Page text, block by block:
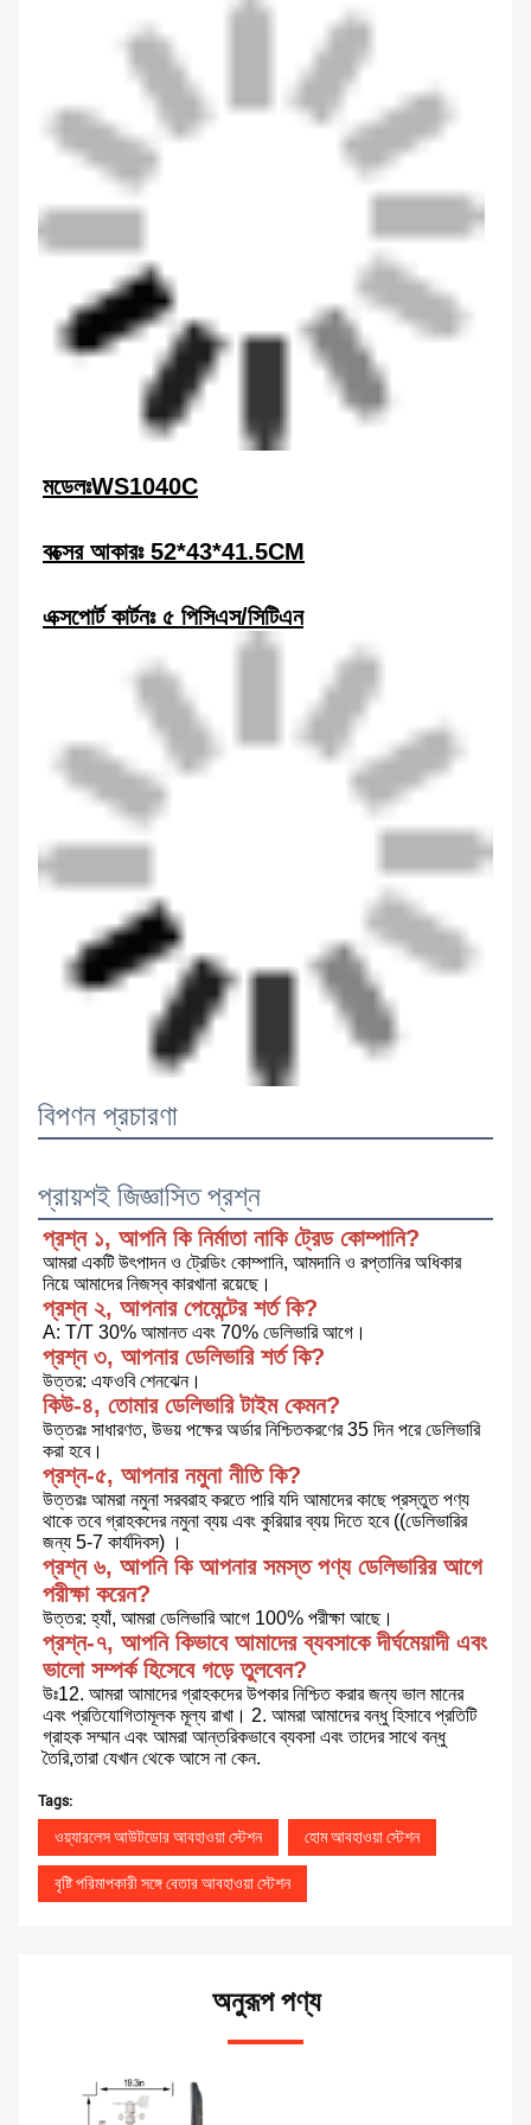
মডেলঃWS1040C
বক্সের আকারঃ 52*43*41.5CM
এক্সপোর্ট কার্টনঃ ৫ পিসিএস/সিটিএন
বিপণন প্রচারণা
প্রায়শই জিজ্ঞাসিত প্রশ্ন
প্রশ্ন ১, আপনি কি নির্মাতা নাকি ট্রেড কোম্পানি?
আমরা একটি উৎপাদন ও ট্রেডিং কোম্পানি, আমদানি ও রপ্তানির অধিকার
নিয়ে আমাদের নিজস্ব কারখানা রয়েছে।
প্রশ্ন ২, আপনার পেমেন্টের শর্ত কি?
A: T/T 30% আমানত এবং 70% ডেলিভারি আগে।
প্রশ্ন ৩, আপনার ডেলিভারি শর্ত কি?
উত্তর: এফওবি শেনঝেন।
কিউ-৪, তোমার ডেলিভারি টাইম কেমন?
উত্তরঃ সাধারণত, উভয় পক্ষের অর্ডার নিশ্চিতকরণের 35 দিন পরে ডেলিভারি
করা হবে।
প্রশ্ন-৫, আপনার নমুনা নীতি কি?
উত্তরঃ আমরা নমুনা সরবরাহ করতে পারি যদি আমাদের কাছে প্রস্তুত পণ্য
থাকে তবে গ্রাহকদের নমুনা ব্যয় এবং কুরিয়ার ব্যয় দিতে হবে ((ডেলিভারির
জন্য 5-7 কার্যদিবস) ।
প্রশ্ন ৬, আপনি কি আপনার সমস্ত পণ্য ডেলিভারির আগে
পরীক্ষা করেন?
উত্তর: হ্যাঁ, আমরা ডেলিভারি আগে 100% পরীক্ষা আছে।
প্রশ্ন-৭, আপনি কিভাবে আমাদের ব্যবসাকে দীর্ঘমেয়াদী এবং
ভালো সম্পর্ক হিসেবে গড়ে তুলবেন?
উঃ12. আমরা আমাদের গ্রাহকদের উপকার নিশ্চিত করার জন্য ভাল মানের
এবং প্রতিযোগিতামূলক মূল্য রাখা। 2. আমরা আমাদের বন্ধু হিসাবে প্রতিটি
গ্রাহক সম্মান এবং আমরা আন্তরিকভাবে ব্যবসা এবং তাদের সাথে বন্ধু
তৈরি,তারা যেখান থেকে আসে না কেন.
Tags:
ওয়্যারলেস আউটডোর আবহাওয়া স্টেশন হোম আবহাওয়া স্টেশন
বৃষ্টি পরিমাপকারী সঙ্গে বেতার আবহাওয়া স্টেশন
অনুরূপ পণ্য